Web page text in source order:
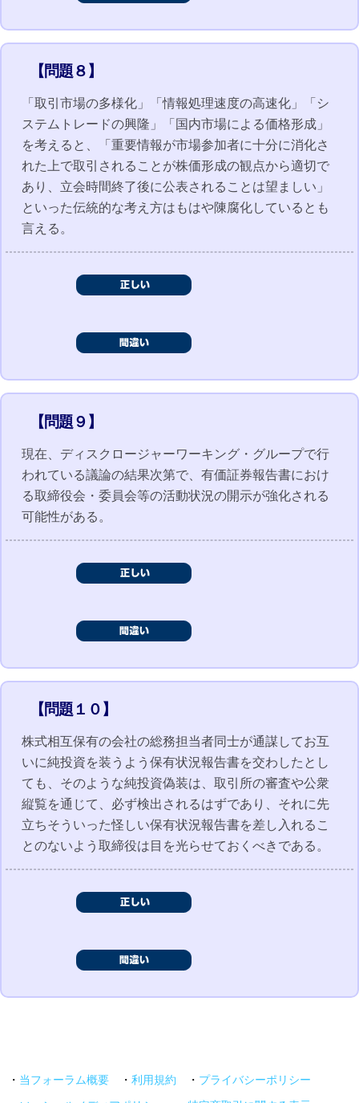
【問題８】
「取引市場の多様化」「情報処理速度の高速化」「シ
ステムトレードの興隆」「国内市場による価格形成」
を考えると、「重要情報が市場参加者に十分に消化さ
れた上で取引されることが株価形成の観点から適切で
あり、立会時間終了後に公表されることは望ましい」
といった伝統的な考え方はもはや陳腐化しているとも
言える。
【問題９】
現在、ディスクロージャーワーキング・グループで行
われている議論の結果次第で、有価証券報告書におけ
る取締役会・委員会等の活動状況の開示が強化される
可能性がある。
【問題１０】
株式相互保有の会社の総務担当者同士が通謀してお互
いに純投資を装うよう保有状況報告書を交わしたとし
ても、そのような純投資偽装は、取引所の審査や公衆
縦覧を通じて、必ず検出されるはずであり、それに先
立ちそういった怪しい保有状況報告書を差し入れるこ
とのないよう取締役は目を光らせておくべきである。
・ 当フォーラム概要 ・ 利用規約 ・ プライバシーポリシー